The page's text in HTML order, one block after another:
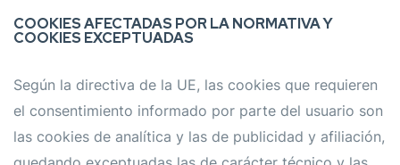
COOKIES AFECTADAS POR LA NORMATIVA Y
COOKIES EXCEPTUADAS
Según la directiva de la UE, las cookies que requieren
el consentimiento informado por parte del usuario son
las cookies de analítica y las de publicidad y afiliación,